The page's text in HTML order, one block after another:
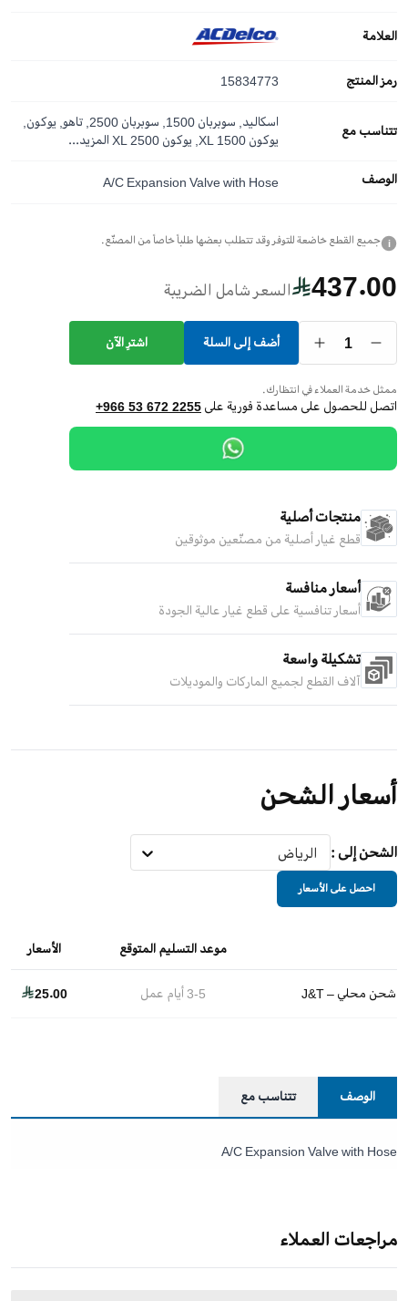
العلامة
رمز المنتج 15834773
تتناسب مع
اسكاليد, سوبربان 1500, سوبربان 2500, تاهو, يوكون,
يوكون XL 1500, يوكون XL 2500
المزيد...
الوصف A/C Expansion Valve with Hose
i جميع القطع خاضعة للتوفر وقد تتطلب بعضها طلباً خاصاً من المصنّع.
437.00 السعر شامل الضريبة
1 أضف إلى السلة اشترِ الآن
ممثل خدمة العملاء في انتظارك.
اتصل للحصول على مساعدة فورية على +966 53 672 2255
منتجات أصلية
قطع غيار أصلية من مصنّعين موثوقين
أسعار منافسة
أسعار تنافسية على قطع غيار عالية الجودة
تشكيلة واسعة
آلاف القطع لجميع الماركات والموديلات
أسعار الشحن
الشحن إلى : الرياض
احصل على الأسعار
موعد التسليم المتوقع الأسعار
شحن محلي – J&T 3-5أيام عمل 25.00
الوصف تتناسب مع
A/C Expansion Valve with Hose
مراجعات العملاء